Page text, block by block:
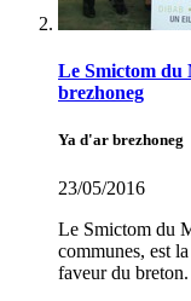
Le Smictom du
brezhoneg
Ya d'ar brezhoneg
23/05/2016
Le Smictom du
communes, est
faveur du breton.